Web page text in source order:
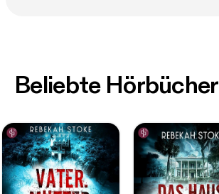
Beliebte Hörbücher